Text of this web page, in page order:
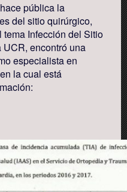
pública la
del sitio quirúrgico,
Infección del Sitio
encontró una
especialista en
la cual está